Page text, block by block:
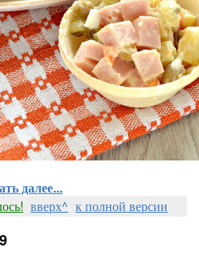
далее...
вверх^ к полной версии